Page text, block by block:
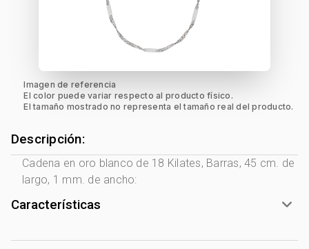
Imagen de referencia
El color puede variar respecto al producto físico.
El tamaño mostrado no representa el tamaño real del producto.
Descripción:
Cadena en oro blanco de 18 Kilates, Barras, 45 cm. de
largo, 1 mm. de ancho:
Características
Género: Mujer